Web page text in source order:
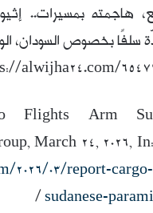
هاجمته بمسيرات..
Flights Arm
March 24, 2026, In:
2026/03/report-
sudanese-
/